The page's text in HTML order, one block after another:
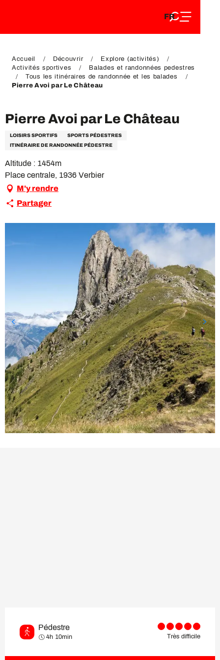
DE
FR
EN
Accueil Découvrir
Explore (activités)
Activités sportives
Balades et randonnées pedestres
Tous les itinéraires de randonnée et les balades
Pierre Avoi par Le Château
Pierre Avoi par Le Château
LOISIRS SPORTIFS
SPORTS PÉDESTRES
ITINÉRAIRE DE RANDONNÉE PÉDESTRE
Altitude : 1454m
Place centrale, 1936 Verbier
M'y rendre
Partager
Pédestre
4h 10min Très difficile